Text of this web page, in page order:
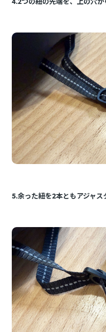
5.余った紐を2本ともアジャ